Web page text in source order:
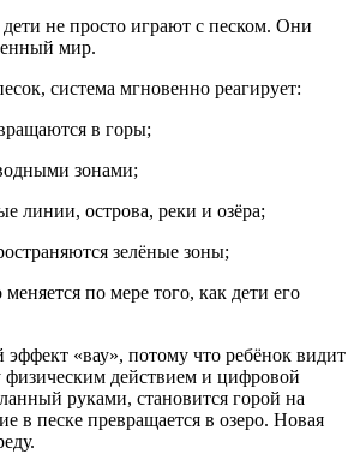
не просто играют с песком. Они
мир.
система мгновенно реагирует:
в горы;
зонами;
линии, острова, реки и озёра;
зелёные зоны;
по мере того, как дети его
эффект «вау», потому что ребёнок видит
действием и цифровой
руками, становится горой на
в песке превращается в озеро. Новая